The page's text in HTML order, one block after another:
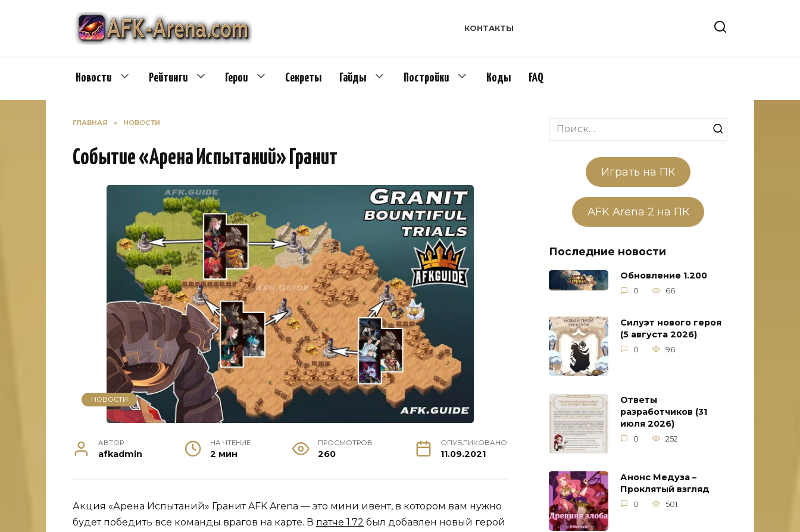
КОНТАКТЫ
Новости Рейтинги Герои Секреты Гайды Постройки Коды FAQ
ГЛАВНАЯ » НОВОСТИ
Событие «Арена Испытаний» Гранит
НОВОСТИ
АВТОР
afkadmin
НА ЧТЕНИЕ
2 мин
ПРОСМОТРОВ
260
ОПУБЛИКОВАНО
11.09.2021
Акция «Арена Испытаний» Гранит AFK Arena — это мини ивент, в котором вам нужно
будет победить все команды врагов на карте. В патче 1.72 был добавлен новый герой
Search
for:
Играть на ПК
AFK Arena 2 на ПК
Последние новости
Обновление 1.200
0 66
Силуэт нового героя
(5 августа 2026)
0 96
Ответы
разработчиков (31
июля 2026)
0 252
Анонс Медуза –
Проклятый взгляд
0 501